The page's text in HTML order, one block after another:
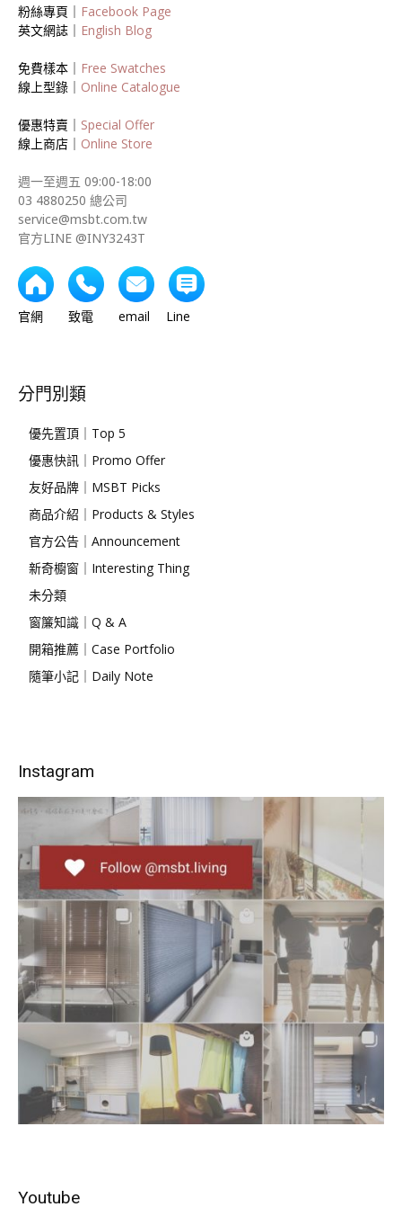
粉絲專頁｜ Facebook Page
英文網誌｜ English Blog
免費樣本｜ Free Swatches
線上型錄｜ Online Catalogue
優惠特賣｜ Special Offer
線上商店｜ Online Store
週一至週五 09:00-18:00
03 4880250 總公司
service@msbt.com.tw
官方LINE @INY3243T
官網 致電 email Line
分門別類
優先置頂｜Top 5
優惠快訊｜Promo Offer
友好品牌｜MSBT Picks
商品介紹｜Products & Styles
官方公告｜Announcement
新奇櫥窗｜Interesting Thing
未分類
窗簾知識｜Q & A
開箱推薦｜Case Portfolio
隨筆小記｜Daily Note
Instagram
Youtube